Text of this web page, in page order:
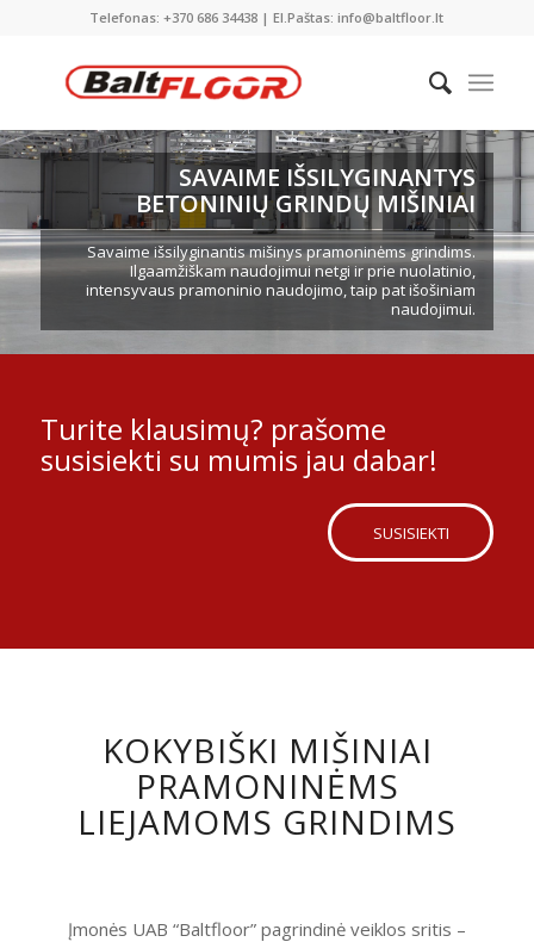
Telefonas: +370 686 34438 | El.Paštas: info@baltfloor.lt
SAVAIME IŠSILYGINANTYS
BETONINIŲ GRINDŲ MIŠINIAI
Savaime išsilyginantis mišinys pramoninėms grindims.
Ilgaamžiškam naudojimui netgi ir prie nuolatinio,
intensyvaus pramoninio naudojimo, taip pat išošiniam
naudojimui.
Turite klausimų? prašome
susisiekti su mumis jau dabar!
SUSISIEKTI
KOKYBIŠKI MIŠINIAI
PRAMONINĖMS
LIEJAMOMS GRINDIMS
Įmonės UAB “Baltfloor” pagrindinė veiklos sritis –